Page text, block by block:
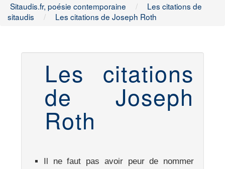
Célébrations
Sitaudis.fr, poésie contemporaine /
Les citations de
sitaudis
/ Les citations de Joseph Roth
Les citations
de Joseph
Roth
Il ne faut pas avoir peur de nommer